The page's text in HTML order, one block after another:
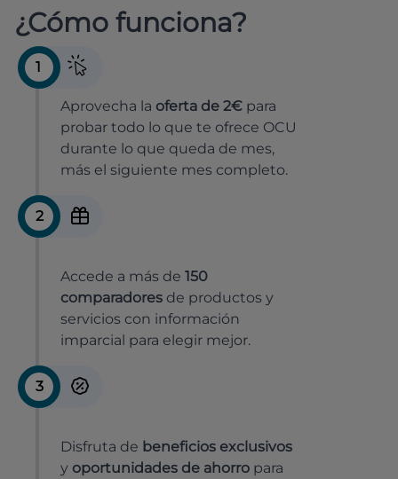
¿Cómo funciona?
1
Aprovecha la oferta de 2€ para
probar todo lo que te ofrece OCU
durante lo que queda de mes,
más el siguiente mes completo.
2
Accede a más de 150
comparadores de productos y
servicios con información
imparcial para elegir mejor.
3
Disfruta de beneficios exclusivos
y oportunidades de ahorro para